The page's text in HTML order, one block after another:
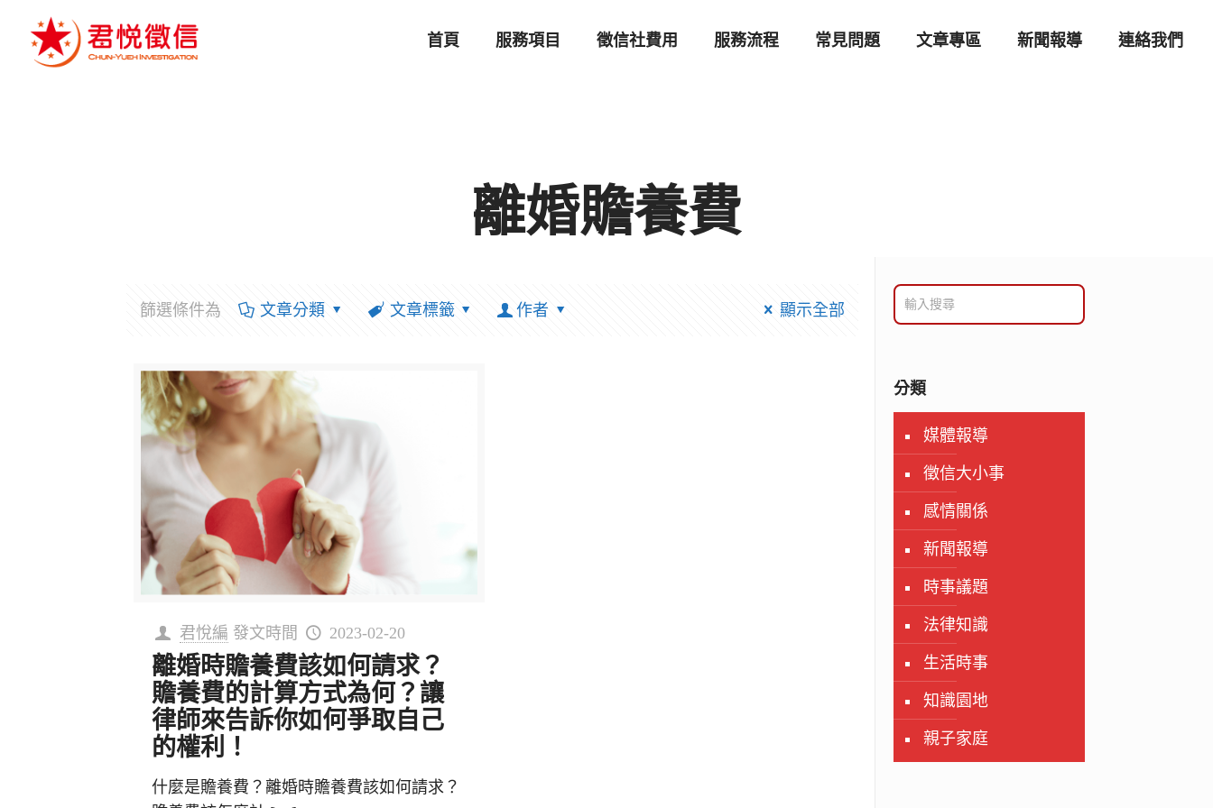
首頁 服務項目 徵信社費用 服務流程 常見問題 文章專區 新聞報導 連絡我們
離婚贍養費
篩選條件為 文章分類 文章標籤 作者 顯示全部
君悅編 發文時間 2023-02-20
離婚時贍養費該如何請求？
贍養費的計算方式為何？讓
律師來告訴你如何爭取自己
的權利！
什麼是贍養費？離婚時贍養費該如何請求？
分類
媒體報導
徵信大小事
感情關係
新聞報導
時事議題
法律知識
生活時事
知識園地
親子家庭